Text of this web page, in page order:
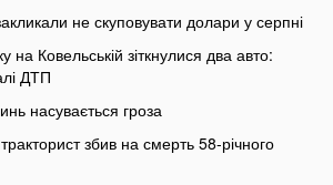
не скуповувати долари у серпні
на Ковельській зіткнулися два авто:
ДТП
насувається гроза
збив на смерть 58-річного